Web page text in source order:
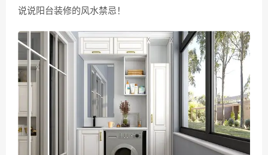
说说阳台装修的风水禁忌！